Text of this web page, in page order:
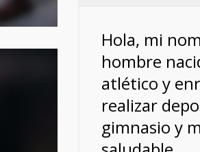
Hola, mi
hombre
atlético y
realizar
gimnasio y